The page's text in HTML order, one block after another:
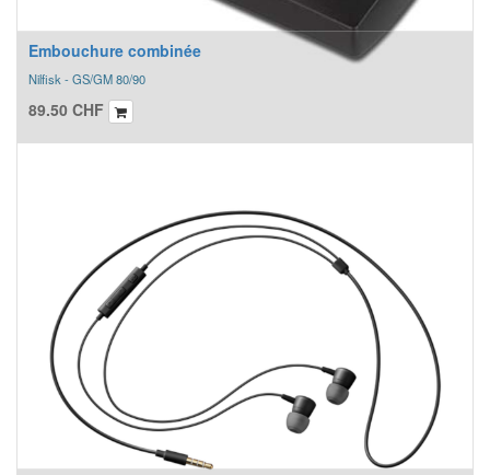
Embouchure combinée
Nilfisk - GS/GM 80/90
89.50 CHF